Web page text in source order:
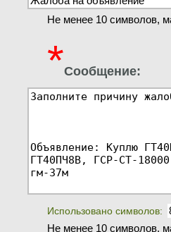
Не менее 10 символов,
*Сообщение:
Использовано символов:
Не менее 10 символов,